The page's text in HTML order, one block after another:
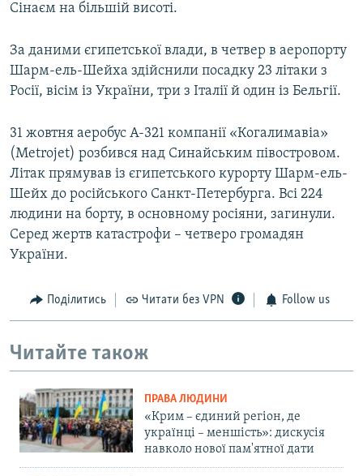
Сінаєм на більшій висоті.
За даними єгипетської влади, в четвер в аеропорту
Шарм-ель-Шейха здійснили посадку 23 літаки з
Росії, вісім із України, три з Італії й один із Бельгії.
31 жовтня аеробус А-321 компанії «Когалимавіа»
(Metrojet) розбився над Синайським півостровом.
Літак прямував із єгипетського курорту Шарм-ель-
Шейх до російського Санкт-Петербурга. Всі 224
людини на борту, в основному росіяни, загинули.
Серед жертв катастрофи – четверо громадян
України.
Поділитись Читати без VPN Follow us
Читайте також
ПРАВА ЛЮДИНИ
«Крим – єдиний регіон, де
українці – меншість»: дискусія
навколо нової пам'ятної дати